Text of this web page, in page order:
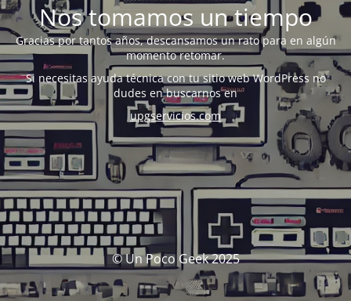
Nos tomamos un tiempo
Gracias por tantos años, descansamos un rato para en algún
momento retomar.
Si necesitas ayuda técnica con tu sitio web WordPress no
dudes en buscarnos en
upgservicios.com
© Un Poco Geek 2025